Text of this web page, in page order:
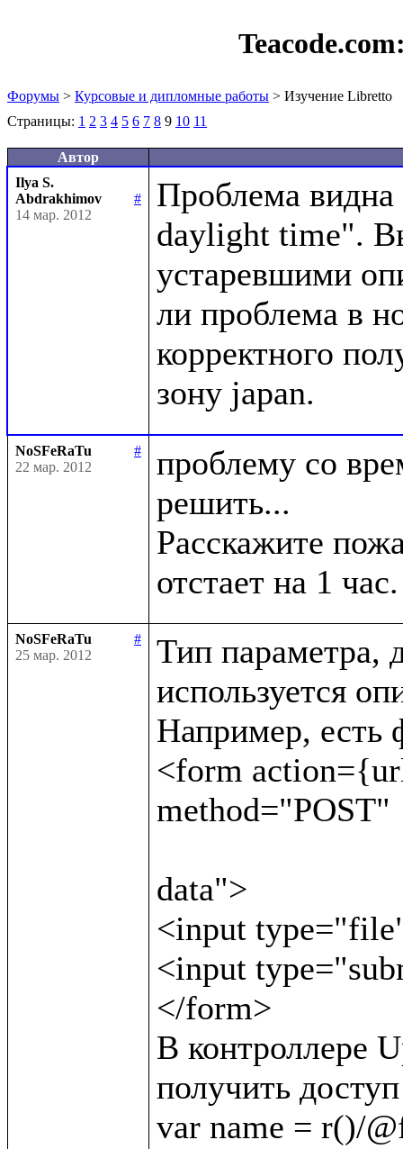
Форумы > Курсовые и дипломные работы > Изучение Libretto
Страницы: 1 2 3 4 5 6 7 8 9 10 11
Автор
Ilya S.
Abdrakhimov
#
14 мар. 2012
Проблема
daylight time".
устаревшими
ли проблема в
корректного
NoSFeRaTu
#
22 мар. 2012
проблему со
решить...
Расскажите
NoSFeRaTu
#
25 мар. 2012
Тип параметра,
используется
Например, есть
<form
method="POST"
data">
<input
<input
</form>
В контроллере
получить
var name = r()/